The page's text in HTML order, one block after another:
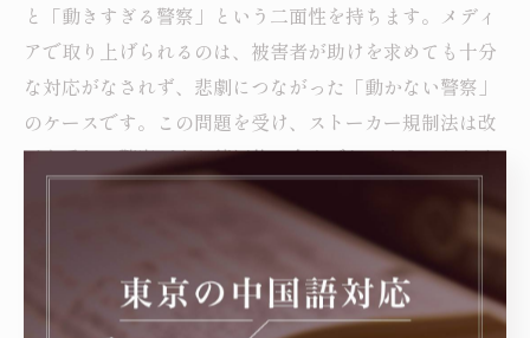
と「動きすぎる警察」という二面性を持ちます。メディ
アで取り上げられるのは、被害者が助けを求めても十分
な対応がなされず、悲劇につながった「動かない警察」
のケースです。この問題を受け、ストーカー規制法は改
正を重ね、警察がより積極的に介入できるようになりま
した。しかし一方で、この法律が私人間の紛争に未然に
介入する異例の法律であるため、過剰な対応が冤罪や権
利侵害を引き起こす恐れもあります。私人間の問題は本
来、裁判所など司法手続きを通じて解決すべきものであ